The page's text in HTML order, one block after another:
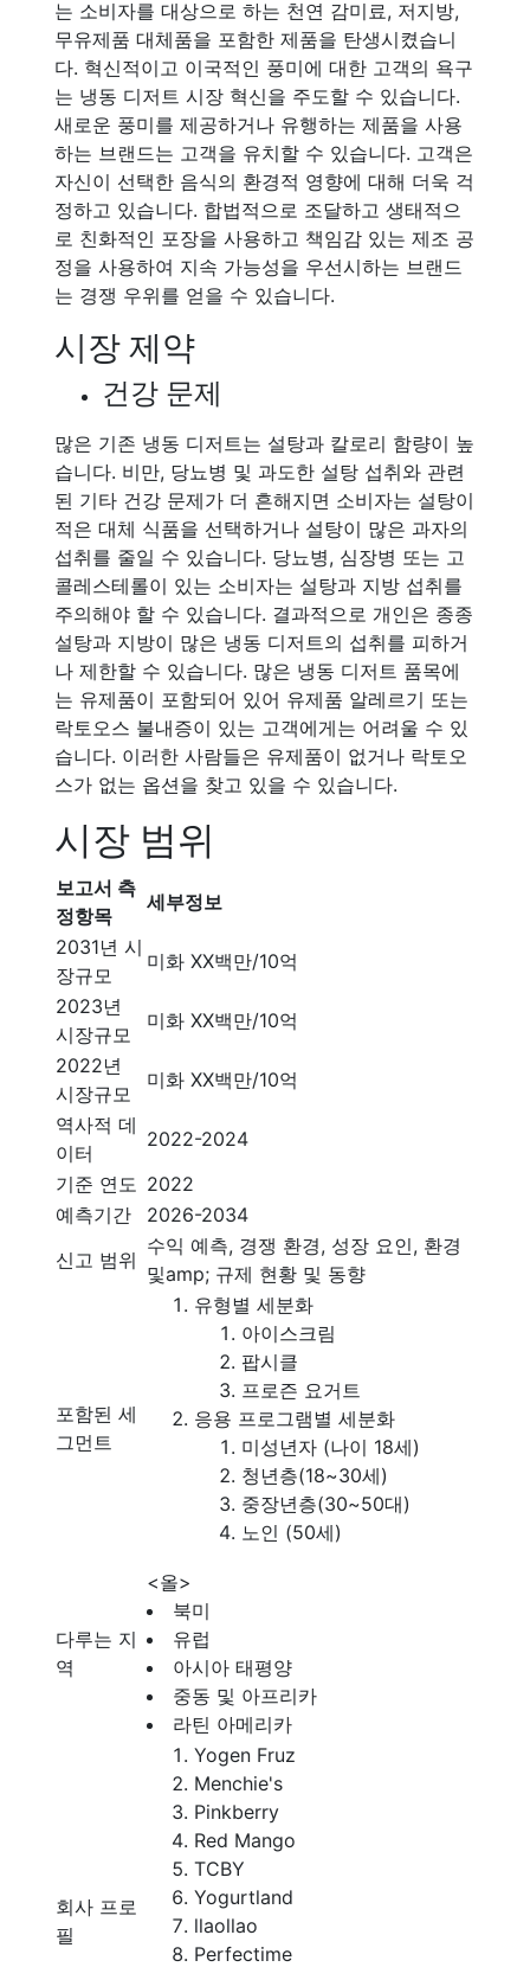
는 소비자를 대상으로 하는 천연 감미료, 저지방,
무유제품 대체품을 포함한 제품을 탄생시켰습니
다. 혁신적이고 이국적인 풍미에 대한 고객의 욕구
는 냉동 디저트 시장 혁신을 주도할 수 있습니다.
새로운 풍미를 제공하거나 유행하는 제품을 사용
하는 브랜드는 고객을 유치할 수 있습니다. 고객은
자신이 선택한 음식의 환경적 영향에 대해 더욱 걱
정하고 있습니다. 합법적으로 조달하고 생태적으
로 친화적인 포장을 사용하고 책임감 있는 제조 공
정을 사용하여 지속 가능성을 우선시하는 브랜드
는 경쟁 우위를 얻을 수 있습니다.
시장 제약
건강 문제
많은 기존 냉동 디저트는 설탕과 칼로리 함량이 높
습니다. 비만, 당뇨병 및 과도한 설탕 섭취와 관련
된 기타 건강 문제가 더 흔해지면 소비자는 설탕이
적은 대체 식품을 선택하거나 설탕이 많은 과자의
섭취를 줄일 수 있습니다. 당뇨병, 심장병 또는 고
콜레스테롤이 있는 소비자는 설탕과 지방 섭취를
주의해야 할 수 있습니다. 결과적으로 개인은 종종
설탕과 지방이 많은 냉동 디저트의 섭취를 피하거
나 제한할 수 있습니다. 많은 냉동 디저트 품목에
는 유제품이 포함되어 있어 유제품 알레르기 또는
락토오스 불내증이 있는 고객에게는 어려울 수 있
습니다. 이러한 사람들은 유제품이 없거나 락토오
스가 없는 옵션을 찾고 있을 수 있습니다.
시장 범위
보고서 측
정항목
세부정보
2031년 시
장규모
미화 XX백만/10억
2023년
시장규모
미화 XX백만/10억
2022년
시장규모
미화 XX백만/10억
역사적 데
이터
2022-2024
기준 연도 2022
예측기간
2026-2034
신고 범위
수익 예측, 경쟁 환경, 성장 요인, 환경
및amp; 규제 현황 및 동향
포함된 세
그먼트
유형별 세분화
아이스크림
팝시클
프로즌 요거트
응용 프로그램별 세분화
미성년자 (나이 18세)
청년층(18~30세)
중장년층(30~50대)
노인 (50세)
다루는 지
역
<올>
북미
유럽
아시아 태평양
중동 및 아프리카
라틴 아메리카
회사 프로
필
Yogen Fruz
Menchie's
Pinkberry
Red Mango
TCBY
Yogurtland
llaollao
Perfectime